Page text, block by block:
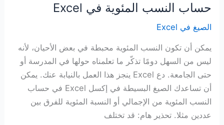
Excel
حساب النسب المئوية في Excel
الصيغ في Excel
يمكن أن تكون النسب المئوية محبطة في بعض الأحيان، لأنه
ليس من السهل دومًا تذكّر ما تعلمناه حولها في المدرسة أو
حتى الجامعة. دع Excel ينجز هذا العمل بالنيابة عنك. يمكن
أن تساعدك الصيغ البسيطة في إكسل Excel في حساب
النسب المئوية من الإجمالي أو النسبة المئوية للفرق بين
عددين مثلا. تحذير هام: قد تختلف